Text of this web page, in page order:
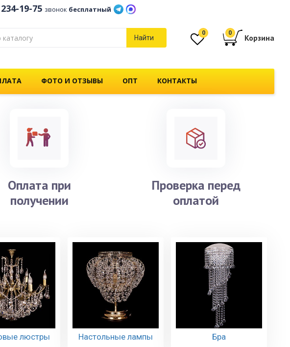
19-75 звонок бесплатный
Найти
0 0
Корзина
ФОТО И ОТЗЫВЫ ОПТ КОНТАКТЫ
Оплата при
получении
Проверка перед
оплатой
люстры Настольные лампы Бра